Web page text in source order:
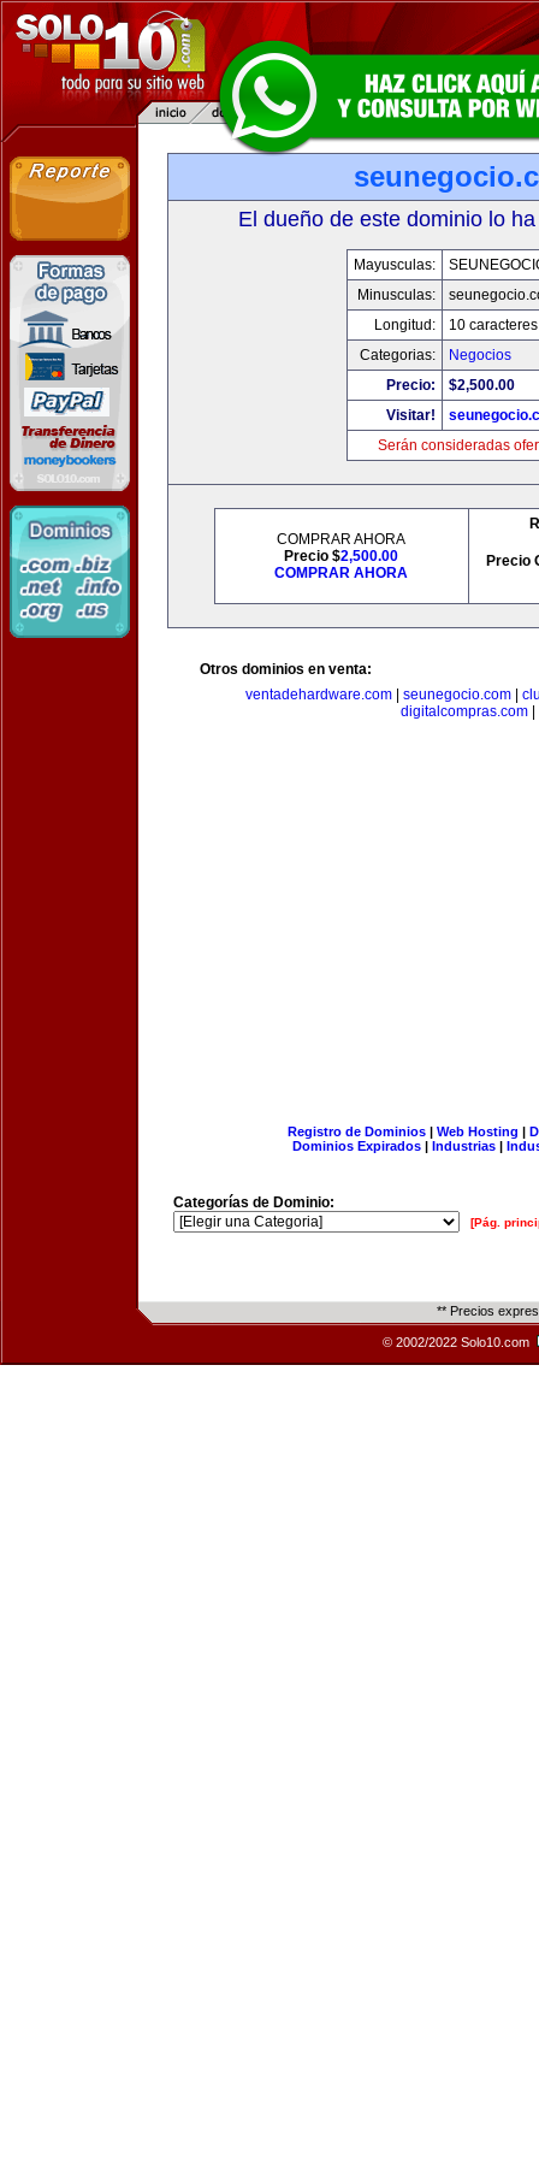
El dueño de este dominio lo
Mayusculas:
Minusculas:
Longitud:
10 caracteres
Categorias:
Negocios
Precio:
$2,500.00
Visitar!
Serán consideradas
COMPRAR AHORA
Precio $2,500.00
COMPRAR AHORA
Precio
Otros dominios en venta:
ventadehardware.com| seunegocio.com|
digitalcompras.com
Registro de Dominios| Web Hosting |
Dominios Expirados | Industrias |
Categorías de Dominio:
[Pág.
** Precios
© 2002/2022 Solo10.com